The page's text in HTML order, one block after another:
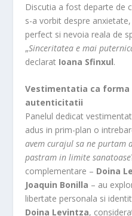
Discutia a fost departe de
s-a vorbit despre
perfect si nevoia reala de
„Sinceritatea e mai
declarat Ioana Sfinxul.
Vestimentatia ca forma
autenticitatii
Panelul dedicat
adus in prim-plan o
avem curajul sa ne purtam
pastram in limite sanatoase
complementare – Doina
Joaquin Bonilla – au
libertate personala si
Doina Levintza,